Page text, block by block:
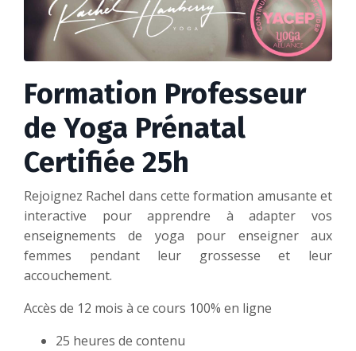
Formation Professeur
de Yoga Prénatal
Certifiée 25h
Rejoignez Rachel dans cette formation amusante et
interactive pour apprendre à adapter vos
enseignements de yoga pour enseigner aux
femmes pendant leur grossesse et leur
accouchement.
Accès de 12 mois à ce cours 100% en ligne
25 heures de contenu